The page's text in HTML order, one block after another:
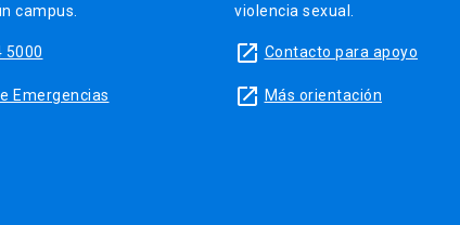
campus.
5000
Emergencias
violencia sexual.
launch Contacto para apoyo
launch Más orientación